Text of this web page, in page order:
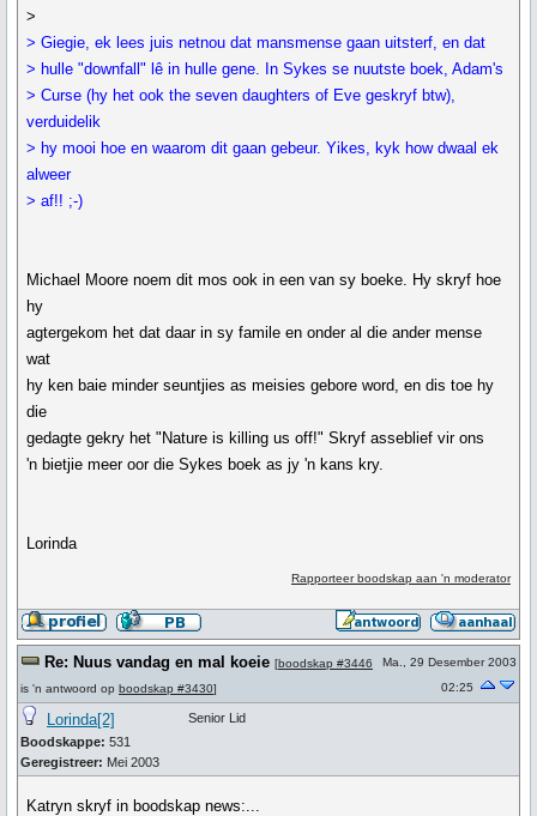
>
> Giegie, ek lees juis netnou dat mansmense gaan uitsterf, en dat
> hulle "downfall" lê in hulle gene. In Sykes se nuutste boek, Adam's
> Curse (hy het ook the seven daughters of Eve geskryf btw),
verduidelik
> hy mooi hoe en waarom dit gaan gebeur. Yikes, kyk how dwaal ek
alweer
> af!! ;-)
Michael Moore noem dit mos ook in een van sy boeke. Hy skryf hoe
hy
agtergekom het dat daar in sy famile en onder al die ander mense
wat
hy ken baie minder seuntjies as meisies gebore word, en dis toe hy
die
gedagte gekry het "Nature is killing us off!" Skryf asseblief vir ons
'n bietjie meer oor die Sykes boek as jy 'n kans kry.
Lorinda
Rapporteer boodskap aan 'n moderator
Re: Nuus vandag en mal koeie [boodskap #3446
is 'n antwoord op boodskap #3430]
Ma., 29 Desember 2003
02:25
Lorinda[2]
Boodskappe: 531
Geregistreer: Mei 2003
Senior Lid
Katryn skryf in boodskap news:...